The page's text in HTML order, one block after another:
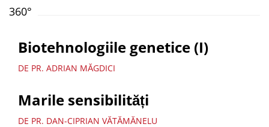
360°
Biotehnologiile genetice (I)
DE PR. ADRIAN MĂGDICI
Marile sensibilități
DE PR. DAN-CIPRIAN VĂTĂMĂNELU